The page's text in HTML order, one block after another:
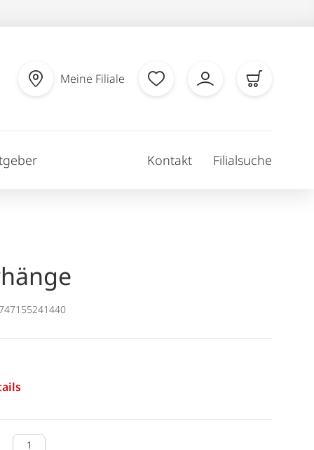
Meine Filiale
Kontakt Filialsuche